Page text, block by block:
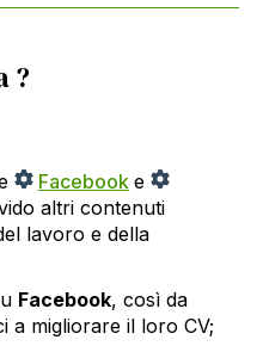
?
Facebook e
altri contenuti
lavoro e della
Facebook, così da
a migliorare il loro CV;